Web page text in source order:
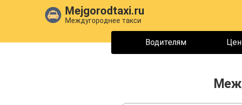
Mejgorodtaxi.ru
Междугороднее такси
Водителям